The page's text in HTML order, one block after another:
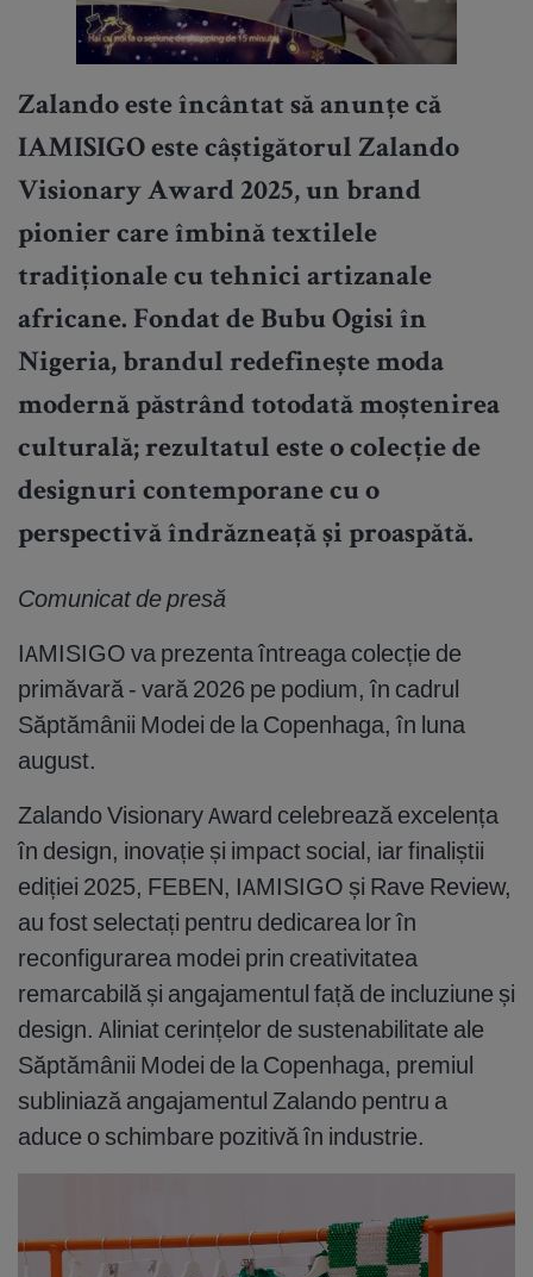
Zalando este încântat să anunțe că
IAMISIGO este câștigătorul Zalando
Visionary Award 2025, un brand
pionier care îmbină textilele
tradiționale cu tehnici artizanale
africane. Fondat de Bubu Ogisi în
Nigeria, brandul redefinește moda
modernă păstrând totodată moștenirea
culturală; rezultatul este o colecție de
designuri contemporane cu o
perspectivă îndrăzneață și proaspătă.
Comunicat de presă
IAMISIGO va prezenta întreaga colecție de
primăvară - vară 2026 pe podium, în cadrul
Săptămânii Modei de la Copenhaga, în luna
august.
Zalando Visionary Award celebrează excelența
în design, inovație și impact social, iar finaliștii
ediției 2025, FEBEN, IAMISIGO și Rave Review,
au fost selectați pentru dedicarea lor în
reconfigurarea modei prin creativitatea
remarcabilă și angajamentul față de incluziune și
design. Aliniat cerințelor de sustenabilitate ale
Săptămânii Modei de la Copenhaga, premiul
subliniază angajamentul Zalando pentru a
aduce o schimbare pozitivă în industrie.